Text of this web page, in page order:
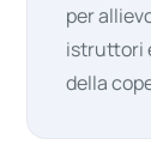
per
istruttori
della